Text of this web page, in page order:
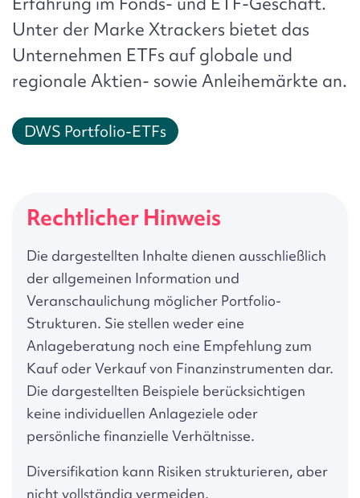
Unter der Marke Xtrackers bietet das
Unternehmen ETFs auf globale und
regionale Aktien- sowie Anleihemärkte an.
DWS Portfolio-ETFs
Rechtlicher Hinweis
Die dargestellten Inhalte dienen ausschließlich
der allgemeinen Information und
Veranschaulichung möglicher Portfolio-
Strukturen. Sie stellen weder eine
Anlageberatung noch eine Empfehlung zum
Kauf oder Verkauf von Finanzinstrumenten dar.
Die dargestellten Beispiele berücksichtigen
keine individuellen Anlageziele oder
persönliche finanzielle Verhältnisse.
Diversifikation kann Risiken strukturieren, aber
nicht vollständig vermeiden.